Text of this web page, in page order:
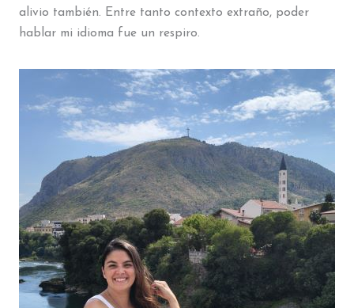
alivio también. Entre tanto contexto extraño, poder
hablar mi idioma fue un respiro.